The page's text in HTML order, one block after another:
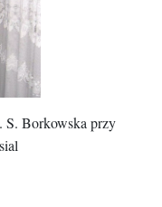
S. Borkowska przy